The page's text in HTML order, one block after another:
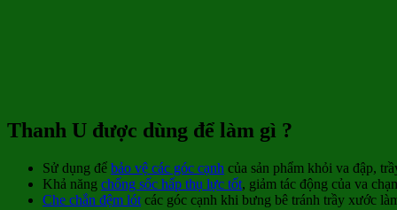
Thanh U được dùng để làm gì ?
Sử dụng để bảo vệ các góc cạnh của sản phẩm khỏi va đập,
Khả năng chống sốc hấp thụ lực tốt, giảm tác động của va
Che chắn đệm lót các góc cạnh khi bưng bê tránh trầy xước